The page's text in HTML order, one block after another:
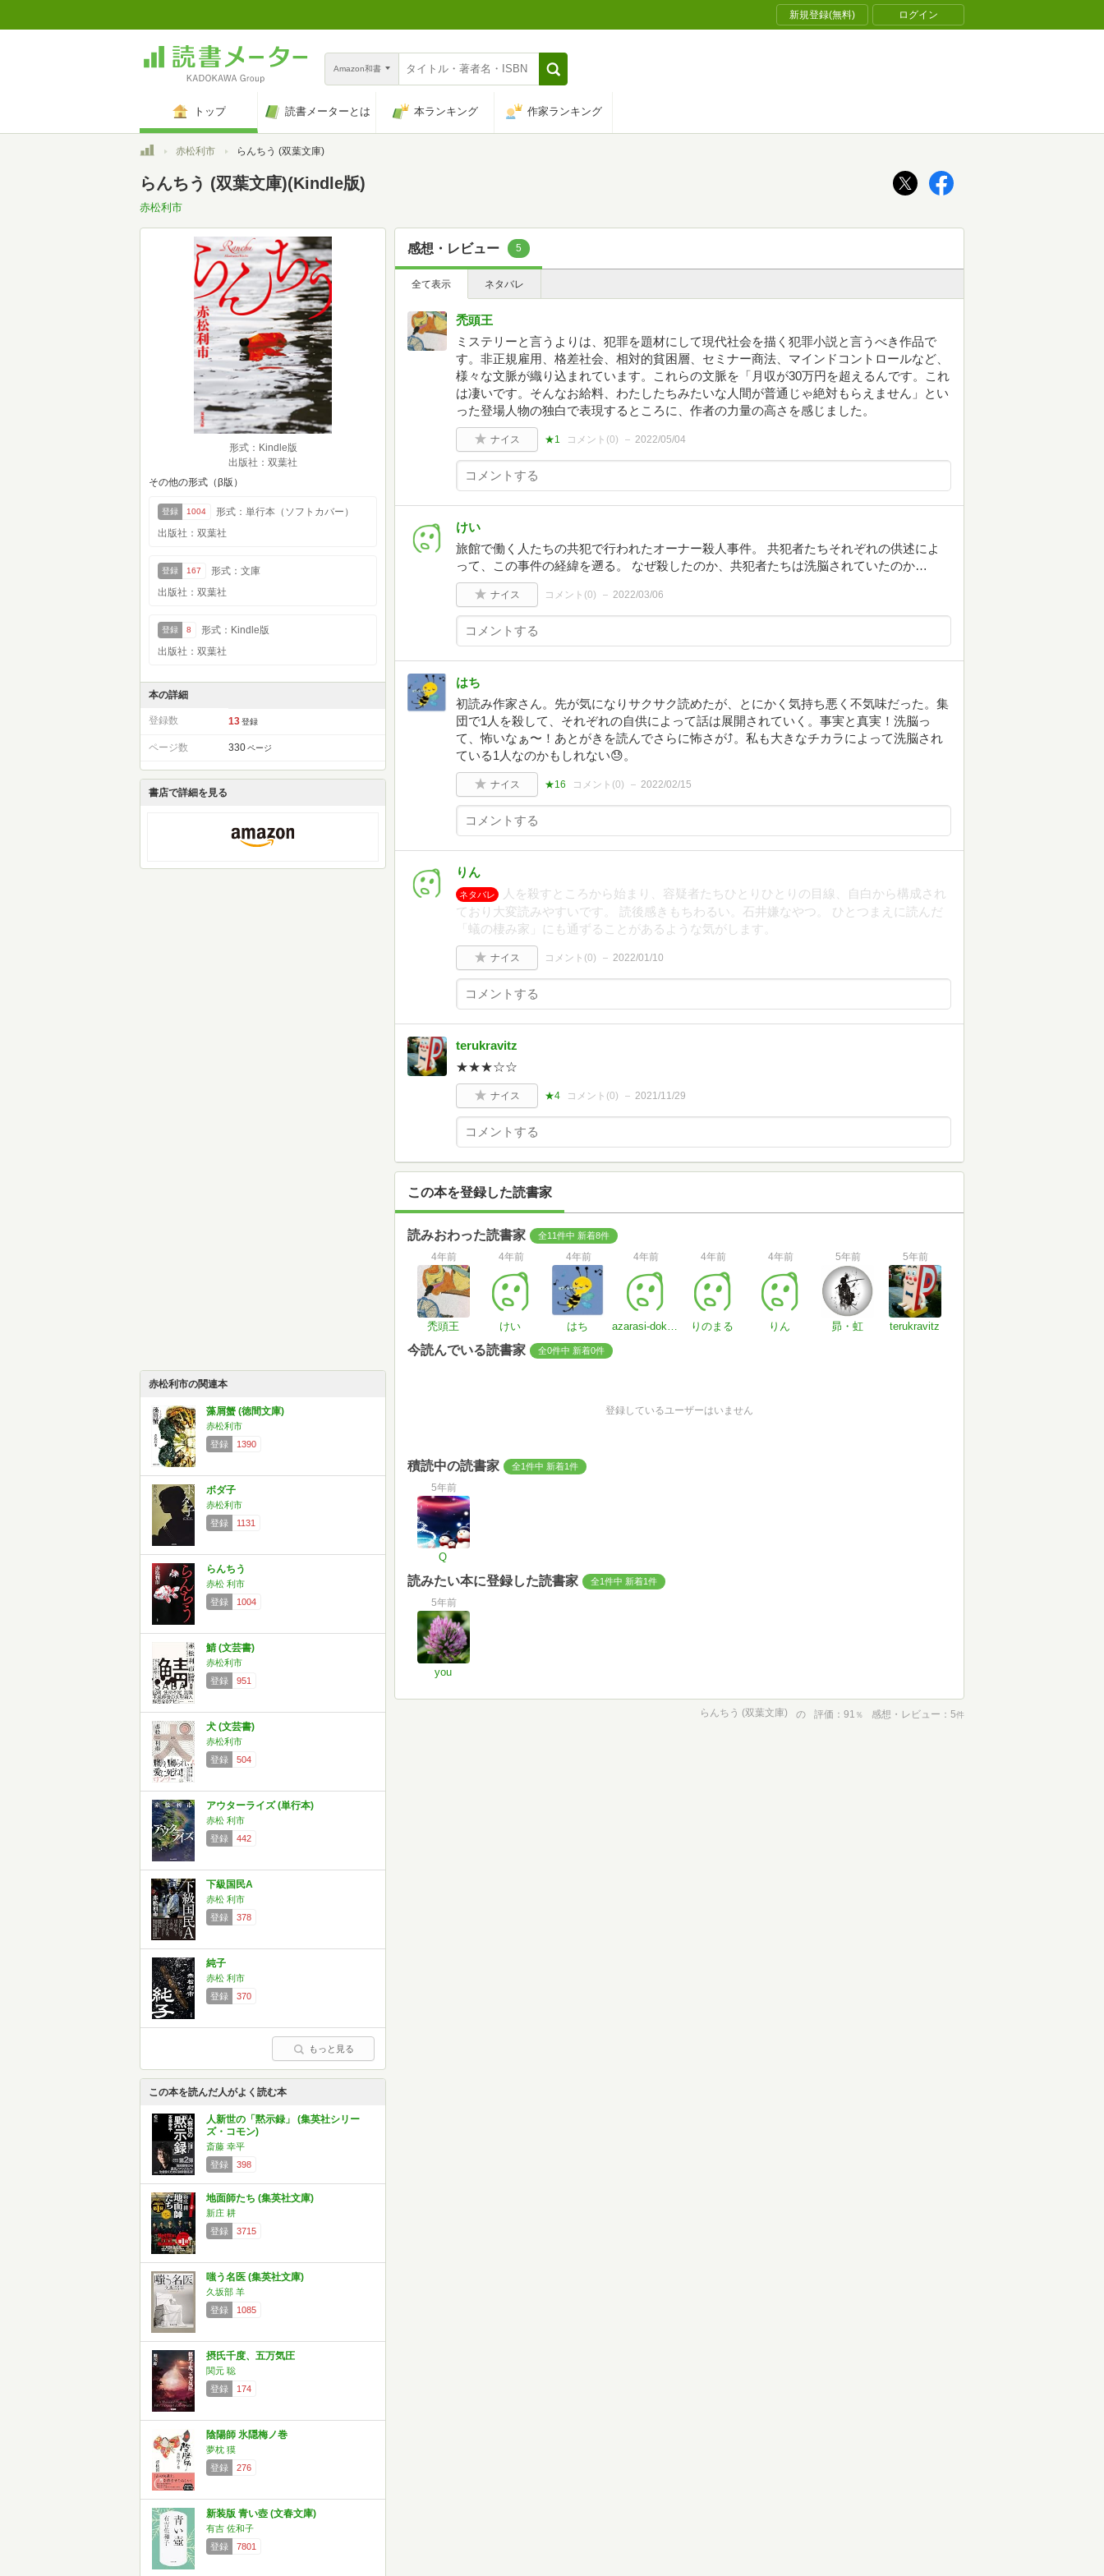
新規登録(無料) ログイン
Amazon和書
トップ 読書メーターとは 本ランキング 作家ランキング
トップ赤松利市 らんちう (双葉文庫)
らんちう (双葉文庫)(Kindle版)
赤松利市
形式：Kindle版
出版社：双葉社
その他の形式（β版）
登録 1004
形式：単行本（ソフトカバー）
出版社：双葉社
登録 167
形式：文庫
出版社：双葉社
登録 8
形式：Kindle版
出版社：双葉社
本の詳細
登録数 13 登録
ページ数 330 ページ
書店で詳細を見る
赤松利市の関連本
藻屑蟹 (徳間文庫)
赤松利市
登録
1390
ボダ子
赤松利市
登録
1131
らんちう
赤松 利市
登録
1004
鯖 (文芸書)
赤松利市
登録
951
犬 (文芸書)
赤松利市
登録
504
アウターライズ (単行本)
赤松 利市
登録
442
下級国民A
赤松 利市
登録
378
純子
赤松 利市
登録
370
もっと見る
この本を読んだ人がよく読む本
人新世の「黙示録」 (集英社シリー
ズ・コモン)
斎藤 幸平
登録
398
地面師たち (集英社文庫)
新庄 耕
登録
3715
嗤う名医 (集英社文庫)
久坂部 羊
登録
1085
摂氏千度、五万気圧
関元 聡
登録
174
陰陽師 氷隠梅ノ巻
夢枕 獏
登録
276
新装版 青い壺 (文春文庫)
有吉 佐和子
登録
7801
感想・レビュー 5
全て表示 ネタバレ
禿頭王
ミステリーと言うよりは、犯罪を題材にして現代社会を描く犯罪小説と言うべき作品で
す。非正規雇用、格差社会、相対的貧困層、セミナー商法、マインドコントロールなど、
様々な文脈が織り込まれています。これらの文脈を「月収が30万円を超えるんです。これ
は凄いです。そんなお給料、わたしたちみたいな人間が普通じゃ絶対もらえません」とい
った登場人物の独白で表現するところに、作者の力量の高さを感じました。
ナイス ★1 コメント(0) 2022/05/04
けい
旅館で働く人たちの共犯で行われたオーナー殺人事件。 共犯者たちそれぞれの供述によ
って、この事件の経緯を遡る。 なぜ殺したのか、共犯者たちは洗脳されていたのか…
ナイス コメント(0) 2022/03/06
はち
初読み作家さん。先が気になりサクサク読めたが、とにかく気持ち悪く不気味だった。集
団で1人を殺して、それぞれの自供によって話は展開されていく。事実と真実！洗脳っ
て、怖いなぁ〜！あとがきを読んでさらに怖さが⤴️。私も大きなチカラによって洗脳され
ている1人なのかもしれない😓。
ナイス ★16 コメント(0) 2022/02/15
りん
ネタバレ
人を殺すところから始まり、容疑者たちひとりひとりの目線、自白から構成され
ており大変読みやすいです。 読後感きもちわるい。石井嫌なやつ。 ひとつまえに読んだ
「蟻の棲み家」にも通ずることがあるような気がします。
ナイス コメント(0) 2022/01/10
terukravitz
★★★☆☆
ナイス ★4 コメント(0) 2021/11/29
この本を登録した読書家
読みおわった読書家 全11件中 新着8件
4年前
禿頭王
4年前
けい
4年前
はち
4年前
azarasi-dokusho
4年前
りのまる
4年前
りん
5年前
昴・虹
5年前
terukravitz
今読んでいる読書家 全0件中 新着0件
登録しているユーザーはいません
積読中の読書家 全1件中 新着1件
5年前
Q
読みたい本に登録した読書家 全1件中 新着1件
5年前
you
らんちう (双葉文庫) の 評価 91 ％ 感想・レビュー 5件